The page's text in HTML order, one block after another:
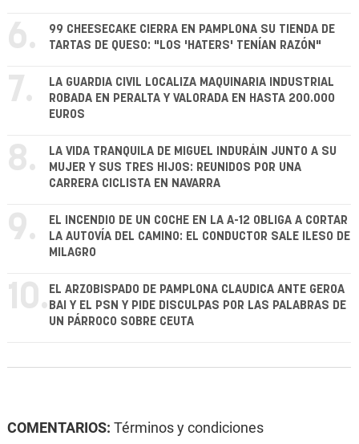
6.
99 CHEESECAKE CIERRA EN PAMPLONA SU TIENDA DE
TARTAS DE QUESO: "LOS 'HATERS' TENÍAN RAZÓN"
7.
LA GUARDIA CIVIL LOCALIZA MAQUINARIA INDUSTRIAL
ROBADA EN PERALTA Y VALORADA EN HASTA 200.000
EUROS
8.
LA VIDA TRANQUILA DE MIGUEL INDURÁIN JUNTO A SU
MUJER Y SUS TRES HIJOS: REUNIDOS POR UNA
CARRERA CICLISTA EN NAVARRA
9.
EL INCENDIO DE UN COCHE EN LA A-12 OBLIGA A CORTAR
LA AUTOVÍA DEL CAMINO: EL CONDUCTOR SALE ILESO DE
MILAGRO
10. EL ARZOBISPADO DE PAMPLONA CLAUDICA ANTE GEROA
BAI Y EL PSN Y PIDE DISCULPAS POR LAS PALABRAS DE
UN PÁRROCO SOBRE CEUTA
COMENTARIOS: Términos y condiciones